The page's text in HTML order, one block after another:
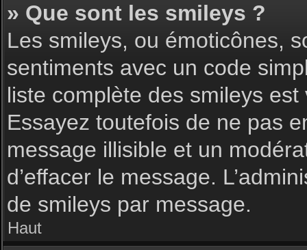
» Que sont les smileys ?
Les smileys, ou émoticônes,
sentiments avec un code
liste complète des smileys
Essayez toutefois de ne pas
message illisible et un
d’effacer le message.
de smileys par message.
Haut